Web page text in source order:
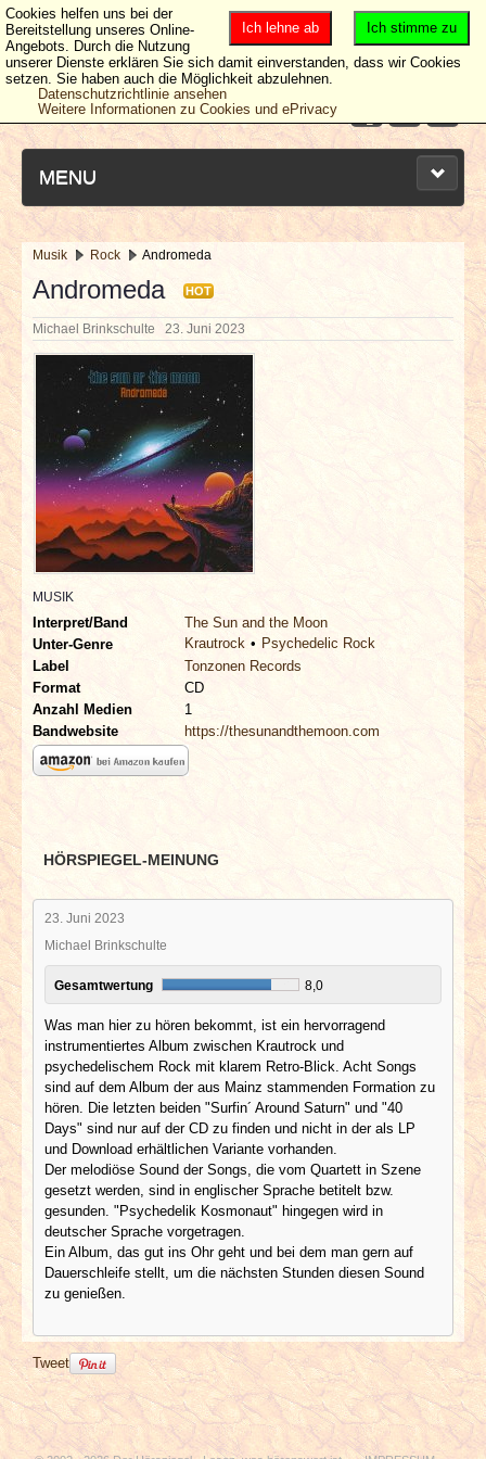
MENU
NEUESTE ARTIKEL
NEWS & DATES
BERICHTE
VERLOSUNGEN
INTERVIEWS
SPECIALS
REDAKTION
LINKS
ARCHIV
Musik Rock Andromeda
Andromeda HOT
Michael Brinkschulte 23. Juni 2023
MUSIK
Interpret/Band
The Sun and the Moon
Unter-Genre
Krautrock
Psychedelic Rock
Label
Tonzonen Records
Format
CD
Anzahl Medien
1
Bandwebsite
https://thesunandthemoon.com
HÖRSPIEGEL-MEINUNG
23. Juni 2023
Michael Brinkschulte
Gesamtwertung 8,0
Was man hier zu hören bekommt, ist ein hervorragend
instrumentiertes Album zwischen Krautrock und
psychedelischem Rock mit klarem Retro-Blick. Acht Songs
sind auf dem Album der aus Mainz stammenden Formation zu
hören. Die letzten beiden "Surfin´ Around Saturn" und "40
Days" sind nur auf der CD zu finden und nicht in der als LP
und Download erhältlichen Variante vorhanden.
Der melodiöse Sound der Songs, die vom Quartett in Szene
gesetzt werden, sind in englischer Sprache betitelt bzw.
gesunden. "Psychedelik Kosmonaut" hingegen wird in
deutscher Sprache vorgetragen.
Ein Album, das gut ins Ohr geht und bei dem man gern auf
Dauerschleife stellt, um die nächsten Stunden diesen Sound
zu genießen.
Tweet
Ich stimme zu
Ich lehne ab
Cookies helfen uns bei der
Bereitstellung unseres Online-
Angebots. Durch die Nutzung
unserer Dienste erklären Sie sich damit einverstanden, dass wir Cookies
setzen. Sie haben auch die Möglichkeit abzulehnen.
Datenschutzrichtlinie ansehen
Weitere Informationen zu Cookies und ePrivacy